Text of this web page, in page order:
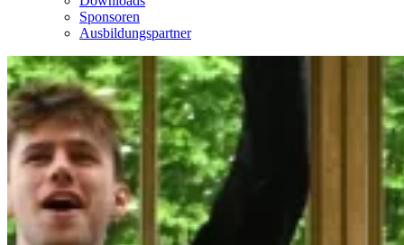
Sponsoren
Ausbildungspartner